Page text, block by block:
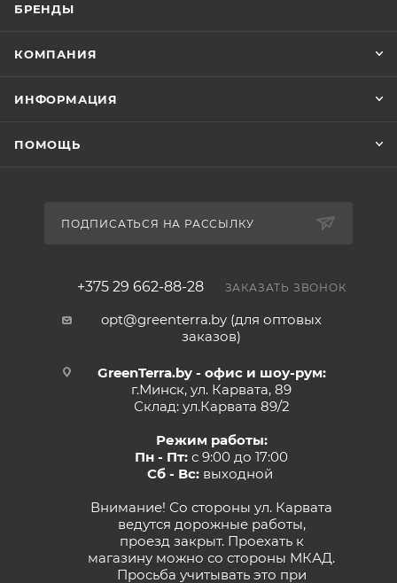
БРЕНДЫ
КОМПАНИЯ
ИНФОРМАЦИЯ
ПОМОЩЬ
ПОДПИСАТЬСЯ НА РАССЫЛКУ
+375 29 662-88-28 ЗАКАЗАТЬ ЗВОНОК
opt@greenterra.by (для оптовых
заказов)
GreenTerra.by - офис и шоу-рум:
г.Минск, ул. Карвата, 89
Склад: ул.Карвата 89/2
Режим работы:
Пн - Пт: с 9:00 до 17:00
Сб - Вс:выходной
Внимание! Со стороны ул. Карвата
ведутся дорожные работы,
проезд закрыт. Проехать к
магазину можно со стороны МКАД.
Просьба учитывать это при